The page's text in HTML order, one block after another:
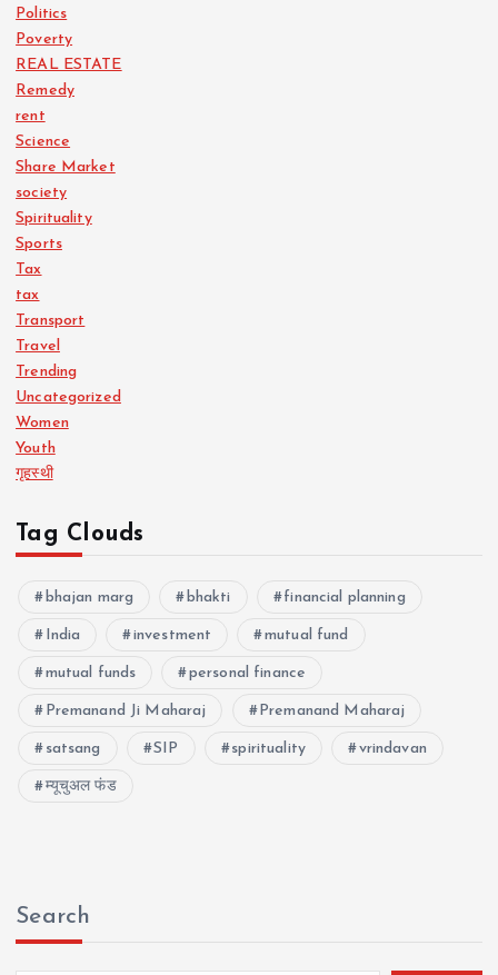
Politics
Poverty
REAL ESTATE
Remedy
rent
Science
Share Market
society
Spirituality
Sports
Tax
tax
Transport
Travel
Trending
Uncategorized
Women
Youth
गृहस्थी
Tag Clouds
bhajan marg bhakti financial planning
India investment mutual fund
mutual funds personal finance
Premanand Ji Maharaj Premanand Maharaj
satsang SIP spirituality vrindavan
म्यूचुअल फंड
Search